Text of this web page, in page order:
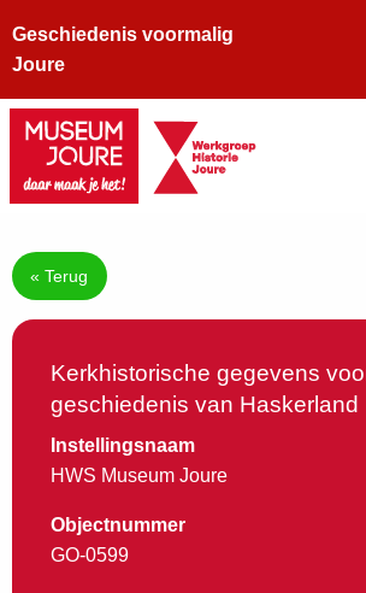
Geschiedenis voormalig
Joure
« Terug
Kerkhistorische gegevens
geschiedenis van Haskerland
Instellingsnaam
HWS Museum Joure
Objectnummer
GO-0599